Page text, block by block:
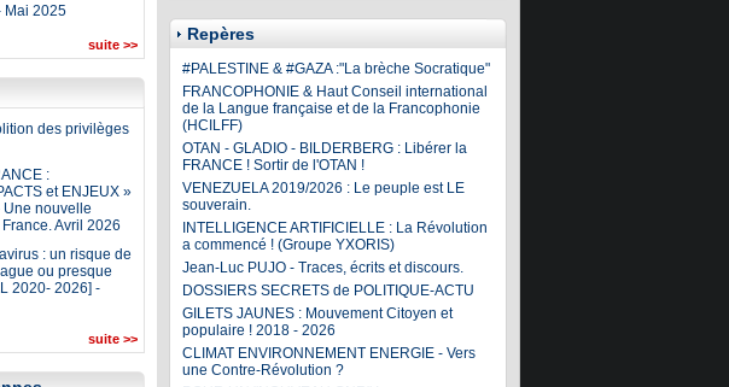
Mai 2025
suite >>
des privilèges
:
et ENJEUX »
Une nouvelle
Avril 2026
: un risque de
ou presque
2020- 2026] -
suite >>
Repères
#PALESTINE & #GAZA :"La brèche Socratique"
FRANCOPHONIE & Haut Conseil international
de la Langue française et de la Francophonie
(HCILFF)
OTAN - GLADIO - BILDERBERG : Libérer la
FRANCE ! Sortir de l'OTAN !
VENEZUELA 2019/2026 : Le peuple est LE
souverain.
INTELLIGENCE ARTIFICIELLE : La Révolution
a commencé ! (Groupe YXORIS)
Jean-Luc PUJO - Traces, écrits et discours.
DOSSIERS SECRETS de POLITIQUE-ACTU
GILETS JAUNES : Mouvement Citoyen et
populaire ! 2018 - 2026
CLIMAT ENVIRONNEMENT ENERGIE - Vers
une Contre-Révolution ?